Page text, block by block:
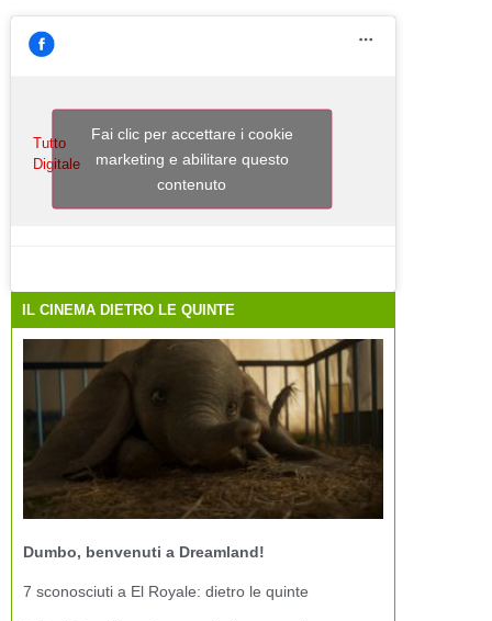
Tutto
Digitale
Fai clic per accettare i cookie
marketing e abilitare questo
contenuto
IL CINEMA DIETRO LE QUINTE
Dumbo, benvenuti a Dreamland!
7 sconosciuti a El Royale: dietro le quinte